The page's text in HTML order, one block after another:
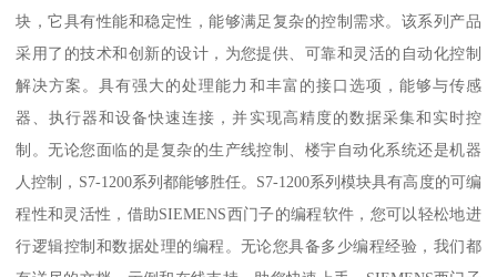
块，它具有性能和稳定性，能够满足复杂的控制需求。该系列产品
采用了的技术和创新的设计，为您提供、可靠和灵活的自动化控制
解决方案。具有强大的处理能力和丰富的接口选项，能够与传感
器、执行器和设备快速连接，并实现高精度的数据采集和实时控
制。无论您面临的是复杂的生产线控制、楼宇自动化系统还是机器
人控制，S7-1200系列都能够胜任。S7-1200系列模块具有高度的可编
程性和灵活性，借助SIEMENS西门子的编程软件，您可以轻松地进
行逻辑控制和数据处理的编程。无论您具备多少编程经验，我们都